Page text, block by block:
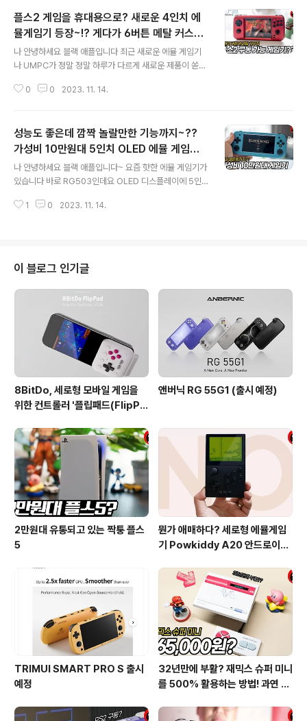
플스2 게임을 휴대용으로? 새로운 4인치 에
뮬게임기 등장~!? 게다가 6버튼 메탈 커스텀
까지??
나 안녕하세요 블랙 애플입니다 최근 새로운 에뮬 게임기
나 UMPC가 정말 정말 하루가 다르게 새로운 제품이 쏟아
도 돈이 좀 된다는 뜻이겠죠 슬라이드 코로나로 인해서 외
치를 볼 수밖에 없는데요 나 드라마를 좋아하는 와이프가
계시다면 정말 거실 TV 이용하기 힘들 수 있습니다 슬라이
드 이런 상황에서 에뮬 게임기나 UMPC는 우리들에게 정
말 단비 같은 존재일 수밖에 없는데요 이런 제품들은 혼자
으로 즐길 수 있습니다 나 하지만 너무 저렴한 게임기는 성
0 0 2023. 11. 14.
성능도 좋은데 깜짝 놀랄만한 기능까지~??
가성비 10만원대 5인치 OLED 에뮬 게임기~
ANBERNIC RG503
나 안녕하세요 블랙 애플입니다~ 요즘 핫한 에뮬 게임기가
있습니다 바로 RG503인데요 OLED 디스플레이에 5인
(HDMI, 플스패드 등) 오늘은 저번 영상에서 말씀드리지 못
고 오시는 것을 추천드립니다 그럼 바로 시작하겠습니다
나 RG503 잘 사용하고 계시나요~? 오늘은 지난 영상에
서 말씀드리지 않았던 RG503의 다양한 기능들을 설명해
드릴 거예요 슬라이드 이번 영상에서 말씀드릴 정보를 요
약하면 블루투스 기능, HDMI 출력 기능, 문 라이트 사용방
법, 그리고 깨알 팁까지 준비했습니..
1 0 2023. 11. 14.
이 블로그 인기글
8BitDo, 세로형 모바일 게임을
위한 컨트롤러 '플립패드(FlipPa
앤버닉 RG 55G1 (출시 예정)
2만원대 유통되고 있는 짝퉁 플스
5
뭔가 애매하다? 세로형 에뮬게임
기 Powkiddy A20 안드로이드
받네…ㄷ
TRIMUI SMART PRO S 출시
예정
32년만에 부활? 재믹스 슈퍼 미니
를 500% 활용하는 방법! 과연 쓸